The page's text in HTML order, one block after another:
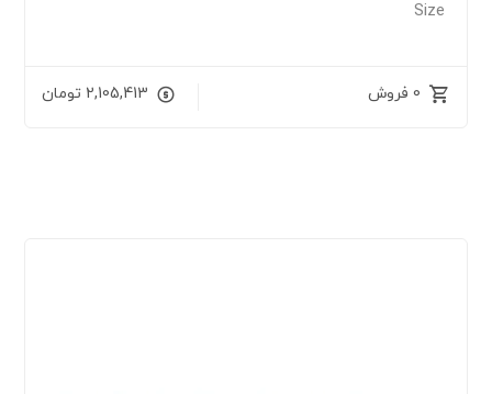
Size
0 فروش 2,105,413 تومان